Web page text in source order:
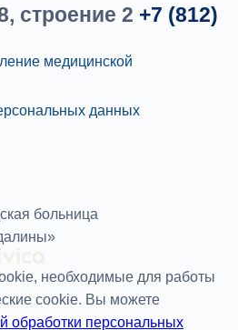
строение 2 +7 (812)
медицинской
данных
больница
необходимые для работы
cookie. Вы можете
обработки персональных